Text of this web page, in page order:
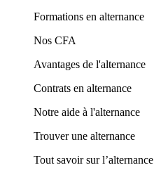
Formations en alternance
Nos CFA
Avantages de l'alternance
Contrats en alternance
Notre aide à l'alternance
Trouver une alternance
Tout savoir sur l’alternance